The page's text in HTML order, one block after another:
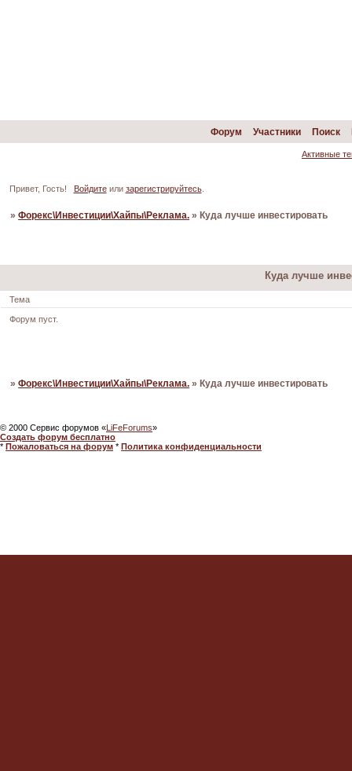
Форум Участники Поиск
Активные
Привет, Гость! Войдитеили зарегистрируйтесь.
»Форекс\Инвестиции\Хайпы\Реклама. »Куда лучше инвестировать
Куда лучше
Тема
Форум пуст.
»Форекс\Инвестиции\Хайпы\Реклама. »Куда лучше инвестировать
© 2000 Сервис форумов «LiFeForums»
Создать форум бесплатно
* Пожаловаться на форум * Политика конфиденциальности